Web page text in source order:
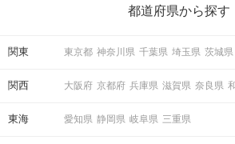
マッチング投票＆連絡先送信タ
の楽しいことアイデアを集めました
都道府県から探す
関東 東京都 神奈川県 千葉県 埼玉県 茨城県
関西 大阪府 京都府 兵庫県 滋賀県 奈良県
東海 愛知県 静岡県 岐阜県 三重県